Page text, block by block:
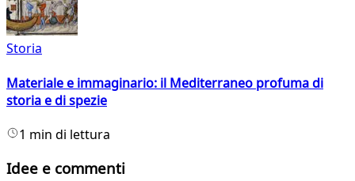
Storia
Materiale e immaginario: il Mediterraneo profuma di
storia e di spezie
1 min di lettura
Idee e commenti